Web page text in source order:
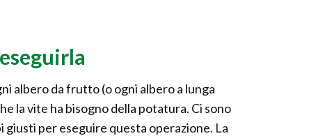
albero da frutto (o ogni albero a lunga
la vite ha bisogno della potatura. Ci sono
giusti per eseguire questa operazione. La